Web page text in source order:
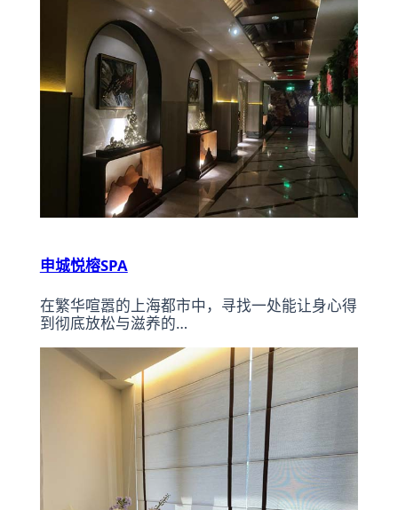
申城悦榕SPA
在繁华喧嚣的上海都市中，寻找一处能让身心得
到彻底放松与滋养的…